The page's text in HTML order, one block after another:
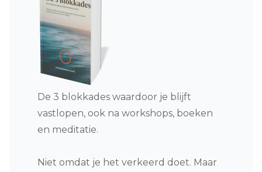
De 3 blokkades waardoor je blijft
vastlopen, ook na workshops, boeken
en meditatie.
Niet omdat je het verkeerd doet. Maar